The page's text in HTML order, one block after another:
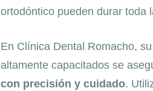
ortodóntico pueden durar toda
En Clínica Dental Romacho,
altamente capacitados se
con precisión y cuidado.